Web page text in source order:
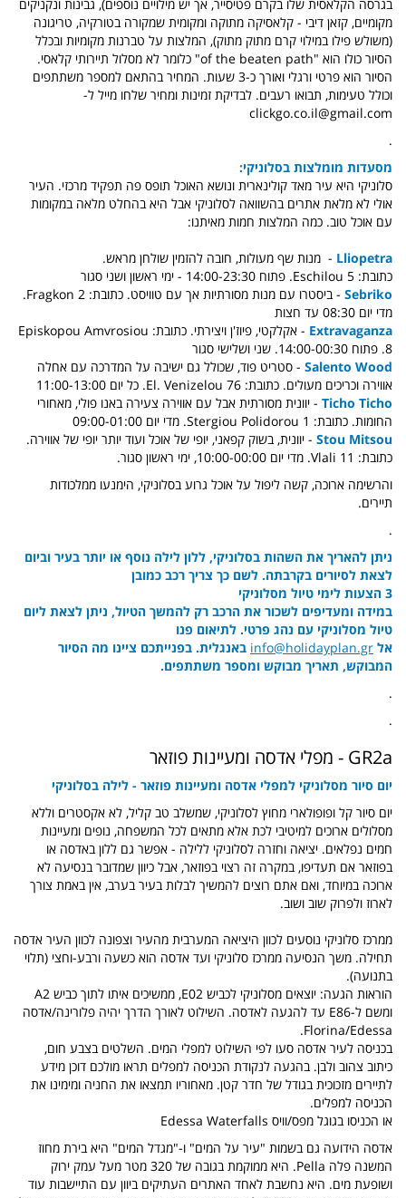
בגרסה הקלאסית שלו בקרם פטיסייר, אך יש מילויים נוספים), גבינות ונקניקים
מקומיים, קזאן דיבי - קלאסיקה מתוקה ומקומית שמקורה בטורקיה, טריגונה
(משולש פילו במילוי קרם מתוק מתוק), המלצות על טברנות מקומיות ובכלל
הסיור כולו הוא "of the beaten path" כלומר לא מסלול תיירותי קלאסי.
הסיור הוא פרטי ורגלי ואורך כ-3 שעות. המחיר בהתאם למספר משתתפים
וכולל טעימות, תבואו רעבים. לבדיקת זמינות ומחיר שלחו מייל ל-
clickgo.co.il@gmail.com
.
מסעדות מומלצות בסלוניקי:
סלוניקי היא עיר מאד קולינארית ונושא האוכל תופס פה תפקיד מרכזי. העיר
אולי לא מלאת אתרים בהשוואה לסלוניקי אבל היא בהחלט מלאה במקומות
עם אוכל טוב. כמה המלצות חמות מאיתנו:
Lliopetra - מנות שף מעולות, חובה להזמין שולחן מראש.
כתובת: Eschilou 5. פתוח 14:00-23:30 - ימי ראשון ושני סגור
Sebriko
- ביסטרו עם מנות מסורתיות אך עם טוויסט. כתובת: Fragkon 2.
מדי יום 08:30 עד חצות
Extravaganza
- אקלקטי, פיוז'ן ויצירתי. כתובת: Episkopou Amvrosiou
8. פתוח 14:00-00:30. שני ושלישי סגור
Salento Wood - סטריט פוד, שכולל גם ישיבה על המדרכה עם אחלה
אווירה וכריכים מעולים. כתובת: El. Venizelou 76. כל יום 11:00-13:00
Ticho Ticho - יוונית מסורתית אבל עם אווירה צעירה באנו פולי, מאחורי
החומות. כתובת: Stergiou Polidorou 1. מדי יום 09:00-01:00
Stou Mitsou - יוונית, בשוק קפאני, יופי של אוכל ועוד יותר יופי של אווירה.
כתובת: Vlali 11. מדי יום 10:00-00:00, ימי ראשון סגור.
והרשימה ארוכה, קשה ליפול על אוכל גרוע בסלוניקי, הימנעו ממלכודות
תיירים.
.
ניתן להאריך את השהות בסלוניקי, ללון לילה נוסף או יותר בעיר וביום
לצאת לסיורים בקרבתה. לשם כך צריך רכב כמובן
3 הצעות לימי טיול מסלוניקי
במידה ומעדיפים לשכור את הרכב רק להמשך הטיול, ניתן לצאת ליום
טיול מסלוניקי עם נהג פרטי. לתיאום פנו
אל info@holidayplan.gr באנגלית. בפנייתכם ציינו מה הסיור
המבוקש, תאריך מבוקש ומספר משתתפים.
.
.
GR2a - מפלי אדסה ומעיינות פוזאר
יום סיור מסלוניקי למפלי אדסה ומעיינות פוזאר - לילה בסלוניקי
יום סיור קל ופופולארי מחוץ לסלוניקי, שמשלב טב קליל, לא אקסטרים וללא
מסלולים ארוכים למיטיבי לכת אלא מתאים לכל המשפחה, נופים ומעיינות
חמים נפלאים. יציאה וחזרה לסלוניקי ללילה - אפשר גם ללון באדסה או
בפוזאר אם תעדיפו, במקרה זה רצוי בפוזאר, אבל כיוון שמדובר בנסיעה לא
ארוכה במיוחד, ואם אתם רוצים להמשיך לבלות בעיר בערב, אין באמת צורך
לארוז ולפרוק שוב ושוב.
ממרכז סלוניקי נוסעים לכוון היציאה המערבית מהעיר וצפונה לכוון העיר אדסה
תחילה. משך הנסיעה ממרכז סלוניקי ועד אדסה הוא כשעה ורבע-וחצי (תלוי
בתנועה).
הוראות הגעה:
יוצאים מסלוניקי לכביש E02, ממשיכים איתו לתוך כביש A2
ומשם ל-E86 עד להגעה לאדסה. השילוט לאורך הדרך יהיה פלורינה/אדסה
Florina/Edessa.
בכניסה לעיר אדסה סעו לפי השילוט למפלי המים. השלטים בצבע חום,
כיתוב צהוב ולבן. בהגעה לנקודת הכניסה למפלים תראו מולכם דוכן מידע
לתיירים מזכוכית בגודל של חדר קטן. מאחוריו תמצאו את החניה ומימינו את
הכניסה למפלים.
או הכניסו בגוגל מפס/וויס Edessa Waterfalls
אדסה הידועה גם בשמות "עיר על המים" ו-"מגדל המים" היא בירת מחוז
המשנה פלה Pella. היא ממוקמת בגובה של 320 מטר מעל עמק ירוק
ושופעת מים. היא נחשבת לאחד האתרים העתיקים ביוון עם התיישבות עוד